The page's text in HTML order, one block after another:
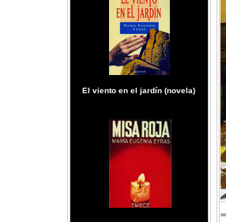
El viento en el jardín (novela)